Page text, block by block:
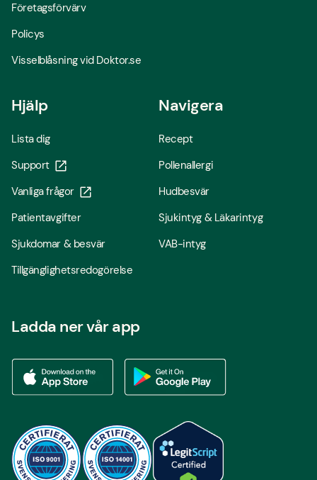
Företagsförvärv
Policys
Visselblåsning vid Doktor.se
Hjälp
Lista dig
Support
Vanliga frågor
Patientavgifter
Sjukdomar & besvär
Tillgänglighetsredogörelse
Navigera
Recept
Pollenallergi
Hudbesvär
Sjukintyg & Läkarintyg
VAB-intyg
Ladda ner vår app